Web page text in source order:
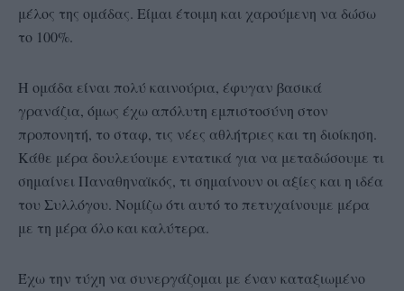
μέλος της ομάδας. Είμαι έτοιμη και χαρούμενη να δώσω
το 100%.
Η ομάδα είναι πολύ καινούρια, έφυγαν βασικά
γρανάζια, όμως έχω απόλυτη εμπιστοσύνη στον
προπονητή, το σταφ, τις νέες αθλήτριες και τη διοίκηση.
Κάθε μέρα δουλεύουμε εντατικά για να μεταδώσουμε τι
σημαίνει Παναθηναϊκός, τι σημαίνουν οι αξίες και η ιδέα
του Συλλόγου. Νομίζω ότι αυτό το πετυχαίνουμε μέρα
με τη μέρα όλο και καλύτερα.
Έχω την τύχη να συνεργάζομαι με έναν καταξιωμένο